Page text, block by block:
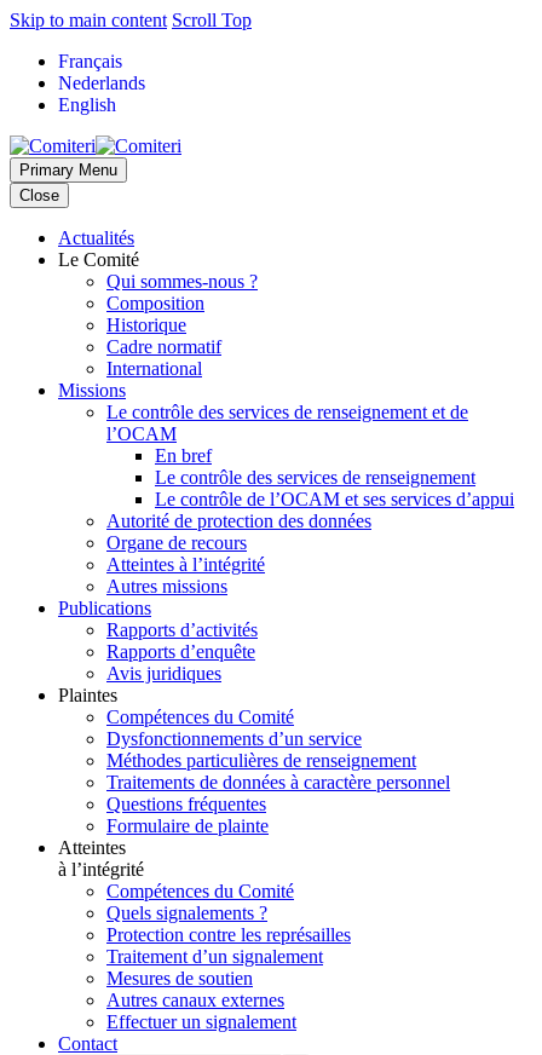
Skip to main content Scroll Top
Français
Nederlands
English
Primary Menu
Close
Actualités
Le Comité
Qui sommes-nous ?
Composition
Historique
Cadre normatif
International
Missions
Le contrôle des services de renseignement et de
l’OCAM
En bref
Le contrôle des services de renseignement
Le contrôle de l’OCAM et ses services d’appui
Autorité de protection des données
Organe de recours
Atteintes à l’intégrité
Autres missions
Publications
Rapports d’activités
Rapports d’enquête
Avis juridiques
Plaintes
Compétences du Comité
Dysfonctionnements d’un service
Méthodes particulières de renseignement
Traitements de données à caractère personnel
Questions fréquentes
Formulaire de plainte
Atteintes
à l’intégrité
Compétences du Comité
Quels signalements ?
Protection contre les représailles
Traitement d’un signalement
Mesures de soutien
Autres canaux externes
Effectuer un signalement
Contact